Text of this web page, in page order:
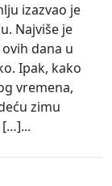
izazvao je
Najviše je
dana u
Ipak, kako
vremena,
zimu
[…]...